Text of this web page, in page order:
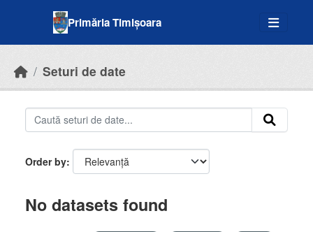
Primăria Timișoara
Seturi de date
Order by
No datasets found